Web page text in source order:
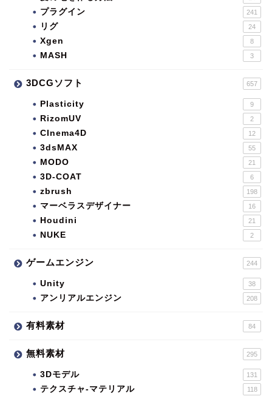
プラグイン 241
リグ 24
Xgen 8
MASH 3
3DCGソフト 657
Plasticity 9
RizomUV 2
CInema4D 12
3dsMAX 55
MODO 21
3D-COAT 6
zbrush 198
マーベラスデザイナー 16
Houdini 21
NUKE 2
ゲームエンジン 244
Unity 38
アンリアルエンジン 208
有料素材 84
無料素材 295
3Dモデル 131
テクスチャ-マテリアル 118